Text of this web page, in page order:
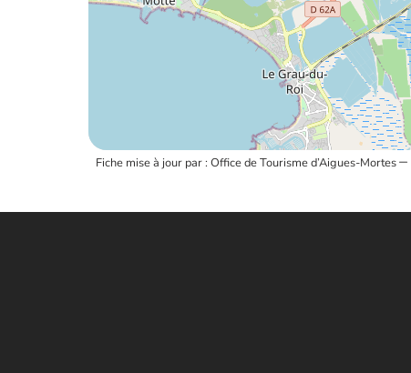
Fiche mise à jour par : Office de Tourisme d’Aigues-Mortes–